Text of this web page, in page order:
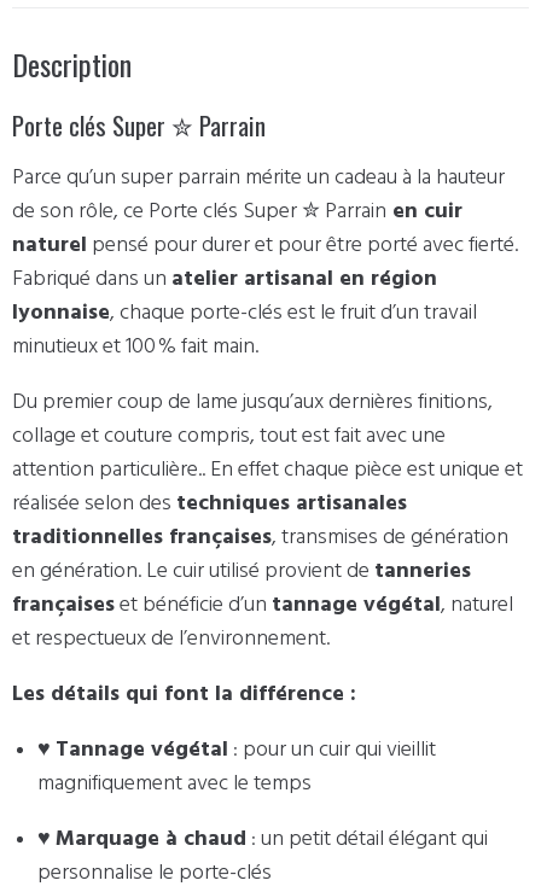
Description
Porte clés Super ✮ Parrain
Parce qu’un super parrain mérite un cadeau à la hauteur
de son rôle, ce Porte clés Super ✮ Parrain en cuir
naturel pensé pour durer et pour être porté avec fierté.
Fabriqué dans un atelier artisanal en région
lyonnaise, chaque porte-clés est le fruit d’un travail
minutieux et 100 % fait main.
Du premier coup de lame jusqu’aux dernières finitions,
collage et couture compris, tout est fait avec une
attention particulière.. En effet chaque pièce est unique et
réalisée selon des techniques artisanales
traditionnelles françaises, transmises de génération
en génération. Le cuir utilisé provient de tanneries
françaiseset bénéficie d’un tannage végétal, naturel
et respectueux de l’environnement.
Les détails qui font la différence :
♥ Tannage végétal : pour un cuir qui vieillit
magnifiquement avec le temps
♥Marquage à chaud : un petit détail élégant qui
personnalise le porte-clés